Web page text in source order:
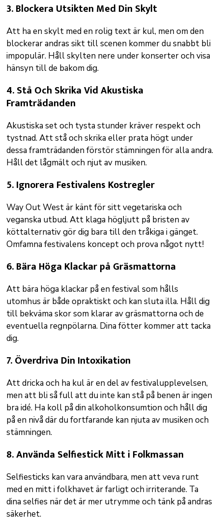
3.Blockera Utsikten Med Din Skylt
Att ha en skylt med en rolig text är kul, men om den
blockerar andras sikt till scenen kommer du snabbt bli
impopulär. Håll skylten nere under konserter och visa
hänsyn till de bakom dig.
4.Stå Och Skrika Vid Akustiska
Framträdanden
Akustiska set och tysta stunder kräver respekt och
tystnad. Att stå och skrika eller prata högt under
dessa framträdanden förstör stämningen för alla andra.
Håll det lågmält och njut av musiken.
5.Ignorera Festivalens Kostregler
Way Out West är känt för sitt vegetariska och
veganska utbud. Att klaga högljutt på bristen av
köttalternativ gör dig bara till den tråkiga i gänget.
Omfamna festivalens koncept och prova något nytt!
6.Bära Höga Klackar på Gräsmattorna
Att bära höga klackar på en festival som hålls
utomhus är både opraktiskt och kan sluta illa. Håll dig
till bekväma skor som klarar av gräsmattorna och de
eventuella regnpölarna. Dina fötter kommer att tacka
dig.
7.Överdriva Din Intoxikation
Att dricka och ha kul är en del av festivalupplevelsen,
men att bli så full att du inte kan stå på benen är ingen
bra idé. Ha koll på din alkoholkonsumtion och håll dig
på en nivå där du fortfarande kan njuta av musiken och
stämningen.
8.Använda Selfiestick Mitt i Folkmassan
Selfiesticks kan vara användbara, men att veva runt
med en mitt i folkhavet är farligt och irriterande. Ta
dina selfies när det är mer utrymme och tänk på andras
säkerhet.